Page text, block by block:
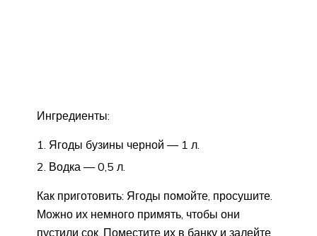
Ингредиенты:
Ягоды бузины черной — 1 л.
Водка — 0,5 л.
Как приготовить: Ягоды помойте, просушите.
Можно их немного примять, чтобы они
пустили сок. Поместите их в банку и залейте